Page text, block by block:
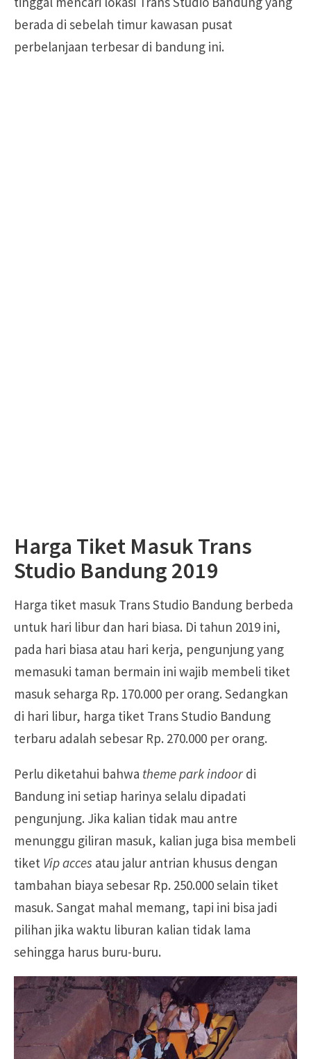
berada di sebelah timur kawasan pusat
perbelanjaan terbesar di bandung ini.
Harga Tiket Masuk Trans
Studio Bandung 2019
Harga tiket masuk Trans Studio Bandung berbeda
untuk hari libur dan hari biasa. Di tahun 2019 ini,
pada hari biasa atau hari kerja, pengunjung yang
memasuki taman bermain ini wajib membeli tiket
masuk seharga Rp. 170.000 per orang. Sedangkan
di hari libur, harga tiket Trans Studio Bandung
terbaru adalah sebesar Rp. 270.000 per orang.
Perlu diketahui bahwa theme park indoor di
Bandung ini setiap harinya selalu dipadati
pengunjung. Jika kalian tidak mau antre
menunggu giliran masuk, kalian juga bisa membeli
tiket Vip acces atau jalur antrian khusus dengan
tambahan biaya sebesar Rp. 250.000 selain tiket
masuk. Sangat mahal memang, tapi ini bisa jadi
pilihan jika waktu liburan kalian tidak lama
sehingga harus buru-buru.